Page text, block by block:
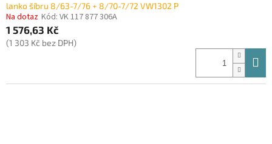
lanko šíbru 8/63-7/76 + 8/70-7/72 VW1302 P
Na dotaz Kód: VK 117 877 306A
1 576,63 Kč
(1 303 Kč bez DPH)